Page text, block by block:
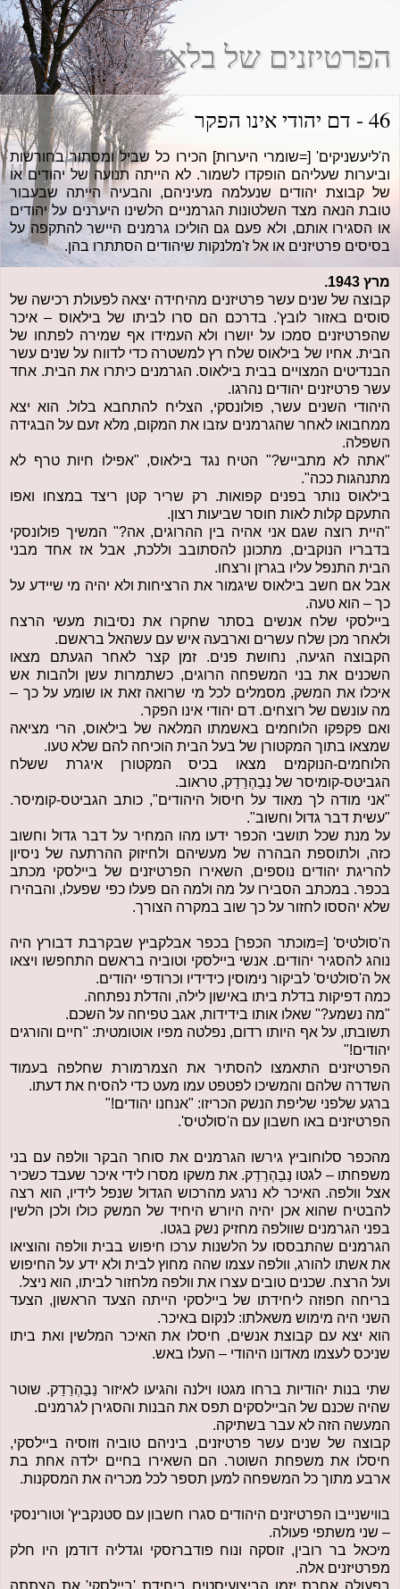
הפרטיזנים של בלארוס
46 - דם יהודי אינו הפקר
ה'ליעשניקים' [=שומרי היערות] הכירו כל שביל ומסתור בחורשות
וביערות שעליהם הופקדו לשמור. לא הייתה תנועה של יהודים או
של קבוצת יהודים שנעלמה מעיניהם, והבעיה הייתה שבעבור
טובת הנאה מצד השלטונות הגרמניים הלשינו היערנים על יהודים
או הסגירו אותם, ולא פעם גם הוליכו גרמנים היישר להתקפה על
בסיסים פרטיזנים או אל ז'מלנקות שיהודים הסתתרו בהן.
מרץ 1943.
קבוצה של שנים עשר פרטיזנים מהיחידה יצאה לפעולת רכישה של
סוסים באזור לובץ'. בדרכם הם סרו לביתו של בילאוס – איכר
שהפרטיזנים סמכו על יושרו ולא העמידו אף שמירה לפתחו של
הבית. אחיו של בילאוס שלח רץ למשטרה כדי לדווח על שנים עשר
הבנדיטים המצויים בבית בילאוס. הגרמנים כיתרו את הבית. אחד
עשר פרטיזנים יהודים נהרגו.
היהודי השנים עשר, פולונסקי, הצליח להתחבא בלול. הוא יצא
ממחבואו לאחר שהגרמנים עזבו את המקום, מלא זעם על הבגידה
השפלה.
"אתה לא מתבייש?" הטיח נגד בילאוס, "אפילו חיות טרף לא
מתנהגות ככה".
בילאוס נותר בפנים קפואות. רק שריר קטן ריצד במצחו ואפו
התעקם קלות לאות חוסר שביעות רצון.
"היית רוצה שגם אני אהיה בין ההרוגים, אה?" המשיך פולונסקי
בדבריו הנוקבים, מתכונן להסתובב וללכת, אבל אז אחד מבני
הבית התנפל עליו בגרזן ורצחו.
אבל אם חשב בילאוס שיגמור את הרציחות ולא יהיה מי שיידע על
כך – הוא טעה.
ביילסקי שלח אנשים בסתר שחקרו את נסיבות מעשי הרצח
ולאחר מכן שלח עשרים וארבעה איש עם עשהאל בראשם.
הקבוצה הגיעה, נחושת פנים. זמן קצר לאחר הגעתם מצאו
השכנים את בני המשפחה הרוגים, כשתמרות עשן ולהבות אש
איכלו את המשק, מסמלים לכל מי שרואה זאת או שומע על כך –
מה עונשם של רוצחים. דם יהודי אינו הפקר.
ואם פקפקו הלוחמים באשמתו המלאה של בילאוס, הרי מציאה
שמצאו בתוך המקטורן של בעל הבית הוכיחה להם שלא טעו.
הלוחמים-הנוקמים מצאו בכיס המקטורן איגרת ששלח
הגביטס-קומיסר של נַבַהְרַדַק, טראוב.
"אני מודה לך מאוד על חיסול היהודים", כותב הגביטס-קומיסר.
"עשית דבר גדול וחשוב".
על מנת שכל תושבי הכפר ידעו מהו המחיר על דבר גדול וחשוב
כזה, ולתוספת הבהרה של מעשיהם ולחיזוק ההרתעה של ניסיון
להריגת יהודים נוספים, השאירו הפרטיזנים של ביילסקי מכתב
בכפר. במכתב הסבירו על מה ולמה הם פעלו כפי שפעלו, והבהירו
שלא יהססו לחזור על כך שוב במקרה הצורך.
ה'סולטיס' [=מוכתר הכפר] בכפר אבלקביץ שבקרבת דבורץ היה
נוהג להסגיר יהודים. אנשי ביילסקי וטוביה בראשם התחפשו ויצאו
אל ה'סולטיס' לביקור נימוסין כידידיו וכרודפי יהודים.
כמה דפיקות בדלת ביתו באישון לילה, והדלת נפתחה.
"מה נשמע?" שאלו אותו בידידות, אגב טפיחה על השכם.
תשובתו, על אף היותו רדום, נפלטה מפיו אוטומטית: "חיים והורגים
יהודים!"
הפרטיזנים התאמצו להסתיר את הצמרמורת שחלפה בעמוד
השדרה שלהם והמשיכו לפטפט עמו מעט כדי להסיח את דעתו.
ברגע שלפני שליפת הנשק הכריזו: "אנחנו יהודים!"
הפרטיזנים באו חשבון עם ה'סולטיס'.
מהכפר סלוחוביץ גירשו הגרמנים את סוחר הבקר וולפה עם בני
משפחתו – לגטו נַבַהְרַדַק. את משקו מסרו לידי איכר שעבד כשכיר
אצל וולפה. האיכר לא נרגע מהרכוש הגדול שנפל לידיו, הוא רצה
להבטיח שהוא אכן יהיה היורש היחיד של המשק כולו ולכן הלשין
בפני הגרמנים שוולפה מחזיק נשק בגטו.
הגרמנים שהתבססו על הלשנות ערכו חיפוש בבית וולפה והוציאו
את אשתו להורג, וולפה עצמו שהה מחוץ לבית ולא ידע על החיפוש
ועל הרצח. שכנים טובים עצרו את וולפה מלחזור לביתו, הוא ניצל.
בריחה חפוזה ליחידתו של ביילסקי הייתה הצעד הראשון, הצעד
השני היה מימוש משאלתו: לנקום באיכר.
הוא יצא עם קבוצת אנשים, חיסלו את האיכר המלשין ואת ביתו
שניכס לעצמו מאדונו היהודי – העלו באש.
שתי בנות יהודיות ברחו מגטו וילנה והגיעו לאיזור נַבַהְרַדַק. שוטר
שהיה שכנם של הביילסקים תפס את הבנות והסגירן לגרמנים.
המעשה הזה לא עבר בשתיקה.
קבוצה של שנים עשר פרטיזנים, ביניהם טוביה וזוסיה ביילסקי,
חיסלו את משפחת השוטר. הם השאירו בחיים ילדה אחת בת
ארבע מתוך כל המשפחה למען תספר לכל מכריה את המסקנות.
בווישנייבו הפרטיזנים היהודים סגרו חשבון עם סטנקביץ' וטורינסקי
– שני משתפי פעולה.
מיכאל בר רובין, זוסקה ונוח פודברזסקי וגדליה דודמן היו חלק
מפרטיזנים אלה.
בפעולה אחרת יזמו הביצועיסטים ביחידת 'ביילסקי' את הצתתה